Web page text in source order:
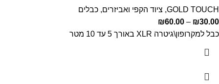
GOLD TOUCH
, ציוד הקפי ואביזרים, כבלים
₪30.00
–
₪60.00
כבל למקרופון\גיטרה XLR באורך 5 עד 10 מטר